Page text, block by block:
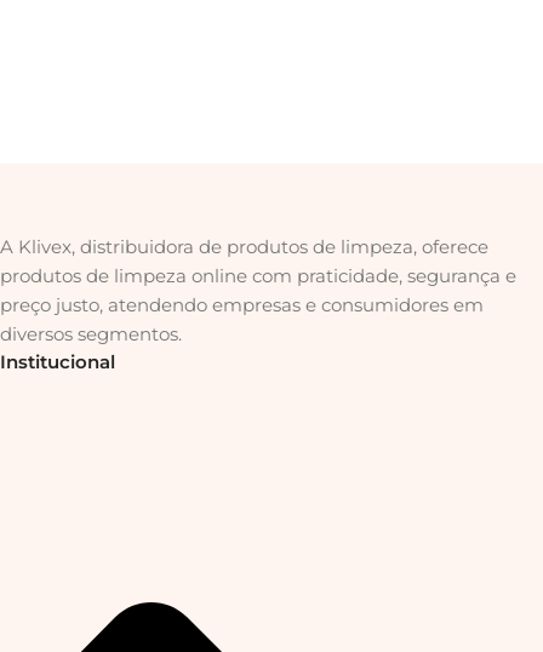
A Klivex, distribuidora de produtos de limpeza, oferece
produtos de limpeza online com praticidade, segurança e
preço justo, atendendo empresas e consumidores em
diversos segmentos.
Institucional